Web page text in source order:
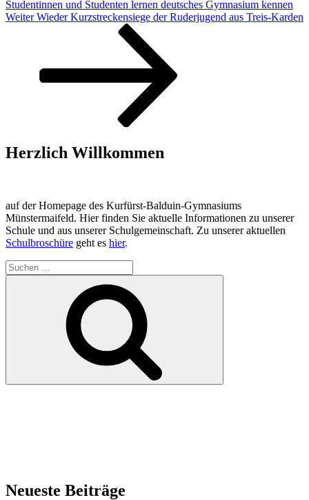
Studentinnen und Studenten lernen deutsches Gymnasium kennen
Nächster
Weiter Wieder Kurzstreckensiege der Ruderjugend aus Treis-Karden
Herzlich Willkommen
auf der Homepage des Kurfürst-Balduin-Gymnasiums
Münstermaifeld. Hier finden Sie aktuelle Informationen zu unserer
Schule und aus unserer Schulgemeinschaft. Zu unserer aktuellen
Schulbroschüre geht es hier.
Suchen
nach:
Neueste Beiträge